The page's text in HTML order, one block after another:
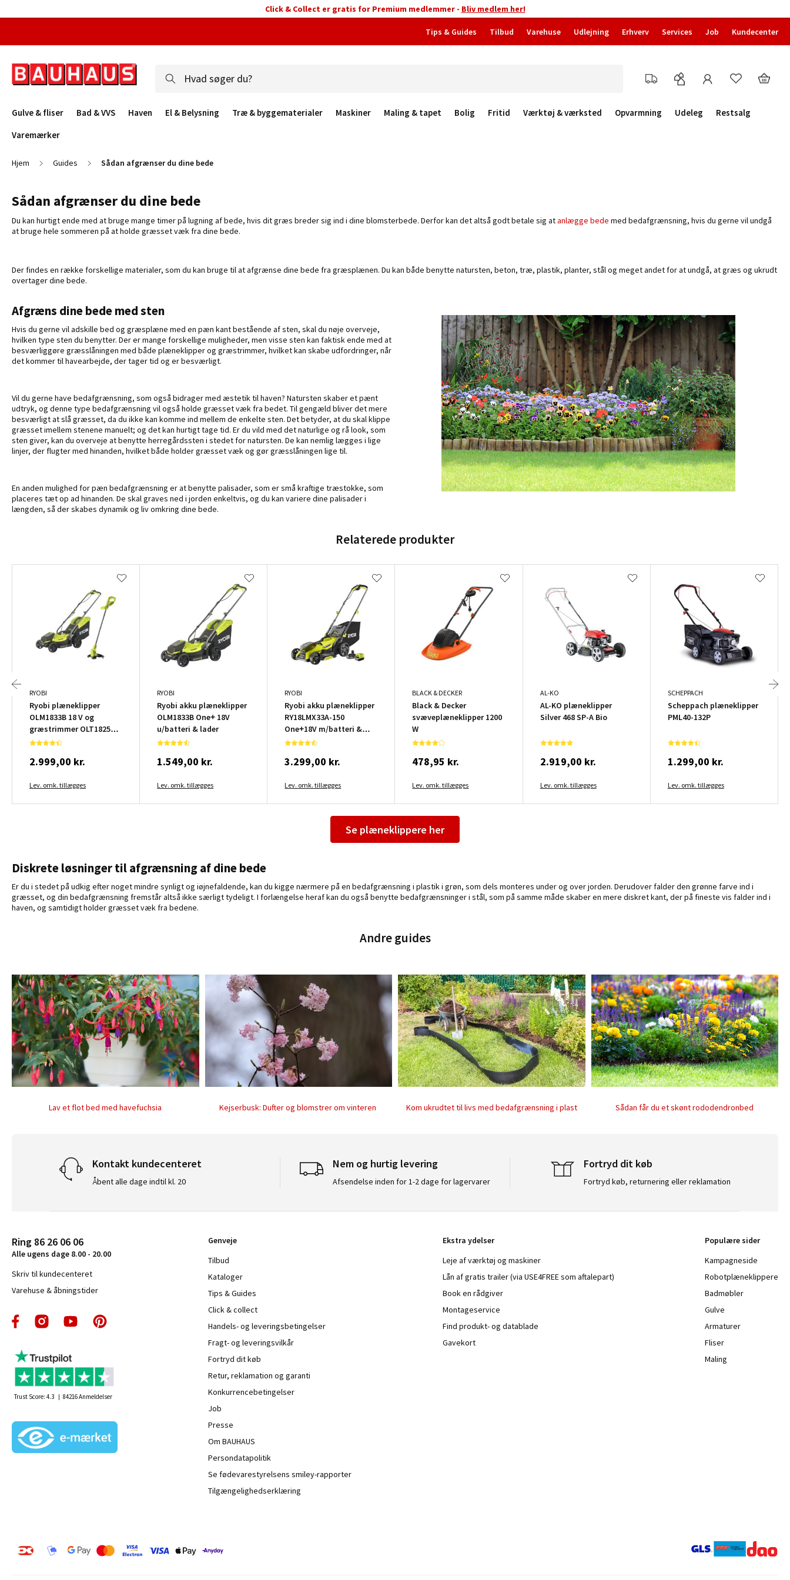
Click & Collect er gratis for Premium medlemmer - Bliv medlem her!
Tips & Guides Tilbud Varehuse Udlejning Erhverv Services Job Kundecenter
Gulve & fliser Bad & VVS Haven El & Belysning Træ & byggematerialer Maskiner Maling & tapet Bolig Fritid Værktøj & værksted Opvarmning Udeleg
Restsalg
Varemærker
Hjem Guides Sådan afgrænser du dine bede
Sådan afgrænser du dine bede
Du kan hurtigt ende med at bruge mange timer på lugning af bede, hvis dit græs breder sig ind i dine blomsterbede. Derfor kan det altså godt betale sig atanlægge bede med bedafgrænsning, hvis du gerne vil undgå
at bruge hele sommeren på at holde græsset væk fra dine bede.
Der findes en række forskellige materialer, som du kan bruge til at afgrænse dine bede fra græsplænen. Du kan både benytte natursten, beton, træ, plastik, planter, stål og meget andet for at undgå, at græs og ukrudt
overtager dine bede.
Afgræns dine bede med sten
Hvis du gerne vil adskille bed og græsplæne med en pæn kant bestående af sten, skal du nøje overveje,
hvilken type sten du benytter. Der er mange forskellige muligheder, men visse sten kan faktisk ende med at
besværliggøre græsslåningen med både plæneklipper og græstrimmer, hvilket kan skabe udfordringer, når
det kommer til havearbejde, der tager tid og er besværligt.
Vil du gerne have bedafgrænsning, som også bidrager med æstetik til haven? Natursten skaber et pænt
udtryk, og denne type bedafgrænsning vil også holde græsset væk fra bedet. Til gengæld bliver det mere
besværligt at slå græsset, da du ikke kan komme ind mellem de enkelte sten. Det betyder, at du skal klippe
græsset imellem stenene manuelt; og det kan hurtigt tage tid. Er du vild med det naturlige og rå look, som
sten giver, kan du overveje at benytte herregårdssten i stedet for natursten. De kan nemlig lægges i lige
linjer, der flugter med hinanden, hvilket både holder græsset væk og gør græsslåningen lige til.
En anden mulighed for pæn bedafgrænsning er at benytte palisader, som er små kraftige træstokke, som
placeres tæt op ad hinanden. De skal graves ned i jorden enkeltvis, og du kan variere dine palisader i
længden, så der skabes dynamik og liv omkring dine bede.
Relaterede produkter
RYOBI
Ryobi plæneklipper
OLM1833B 18 V og
græstrimmer OLT1825M
18 V inkl. batteri og lader
2.999,00 kr.
Lev. omk. tillægges
RYOBI
Ryobi akku plæneklipper
OLM1833B One+ 18V
u/batteri & lader
1.549,00 kr.
Lev. omk. tillægges
RYOBI
Ryobi akku plæneklipper
RY18LMX33A-150
One+18V m/batteri &
lader
3.299,00 kr.
Lev. omk. tillægges
BLACK & DECKER
Black & Decker
svæveplæneklipper 1200
W
478,95 kr.
Lev. omk. tillægges
AL-KO
AL-KO plæneklipper
Silver 468 SP-A Bio
2.919,00 kr.
Lev. omk. tillægges
SCHEPPACH
Scheppach plæneklipper
PML40-132P
1.299,00 kr.
Lev. omk. tillægges
Se plæneklippere her
Diskrete løsninger til afgrænsning af dine bede
Er du i stedet på udkig efter noget mindre synligt og iøjnefaldende, kan du kigge nærmere på en bedafgrænsning i plastik i grøn, som dels monteres under og over jorden. Derudover falder den grønne farve ind i
græsset, og din bedafgrænsning fremstår altså ikke særligt tydeligt. I forlængelse heraf kan du også benytte bedafgrænsninger i stål, som på samme måde skaber en mere diskret kant, der på fineste vis falder ind i
haven, og samtidigt holder græsset væk fra bedene.
Andre guides
Lav et flot bed med havefuchsia Kejserbusk: Dufter og blomstrer om vinteren Kom ukrudtet til livs med bedafgrænsning i plast Sådan får du et skønt rododendronbed
Kontakt kundecenteret
Åbent alle dage indtil kl. 20
Nem og hurtig levering
Afsendelse inden for 1-2 dage for lagervarer
Fortryd dit køb
Fortryd køb, returnering eller reklamation
Ring 86 26 06 06
Alle ugens dage 8.00 - 20.00
Skriv til kundecenteret
Varehuse & åbningstider
Trust Score: 4.3 84216Anmeldelser
Genveje
Tilbud
Kataloger
Tips & Guides
Click & collect
Handels- og leveringsbetingelser
Fragt- og leveringsvilkår
Fortryd dit køb
Retur, reklamation og garanti
Konkurrencebetingelser
Job
Presse
Om BAUHAUS
Persondatapolitik
Se fødevarestyrelsens smiley-rapporter
Tilgængelighedserklæring
Ekstra ydelser
Leje af værktøj og maskiner
Lån af gratis trailer (via USE4FREE som aftalepart)
Book en rådgiver
Montageservice
Find produkt- og datablade
Gavekort
Populære sider
Kampagneside
Robotplæneklippere
Badmøbler
Gulve
Armaturer
Fliser
Maling